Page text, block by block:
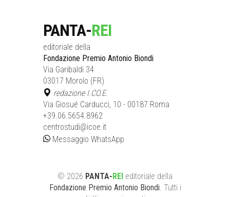
PANTA-REI
editoriale della
Fondazione Premio Antonio Biondi
Via Garibaldi 34
03017 Morolo (FR)
redazione I.CO.E.
Via Giosué Carducci, 10 - 00187 Roma
+39.06.5654.8962
centrostudi@icoe.it
Messaggio WhatsApp
© 2026 PANTA-REI editoriale della
Fondazione Premio Antonio Biondi . Tutti i